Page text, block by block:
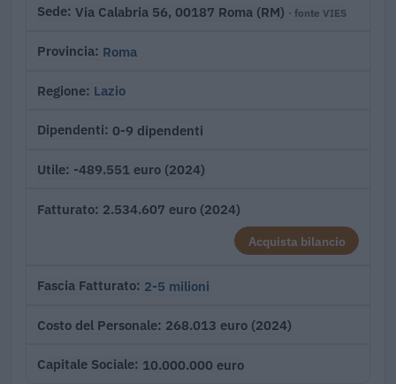
Sede Via Calabria 56, 00187 Roma (RM) · fonte VIES
Provincia Roma
Regione Lazio
Dipendenti 0-9 dipendenti
Utile -489.551 euro (2024)
Fatturato 2.534.607 euro (2024)
Acquista bilancio
Fascia Fatturato 2-5 milioni
Costo del Personale 268.013 euro (2024)
Capitale Sociale 10.000.000 euro